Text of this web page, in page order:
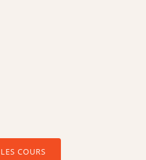
COURS